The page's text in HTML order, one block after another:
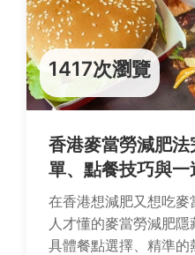
1417次瀏覽
香港麥當勞減肥
單、點餐技巧與一
在香港想減肥又想吃
人才懂的麥當勞減肥
具體餐點選擇、精準的